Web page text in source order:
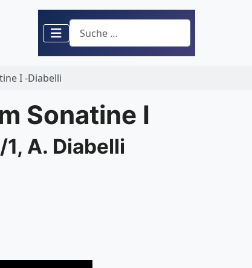
Suchen
I -Diabelli
Sonatine I
A. Diabelli